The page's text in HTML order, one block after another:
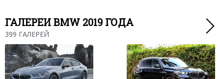
ГАЛЕРЕИ BMW 2019 ГОДА
399 ГАЛЕРЕЙ